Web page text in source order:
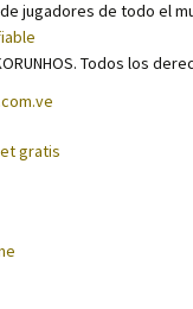
jugadores de todo el
Todos los
gratis